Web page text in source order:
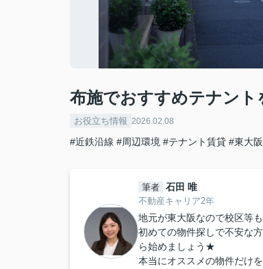
布施でおすすめテナント
お役立ち情報 2026.02.08
#近鉄沿線 #周辺環境 #テナント賃貸 #東大
筆者 石田 唯
不動産キャリア2年
地元が東大阪なので校区等
初めての物件探しで不安な
ら始めましょう★
本当にオススメの物件だけ